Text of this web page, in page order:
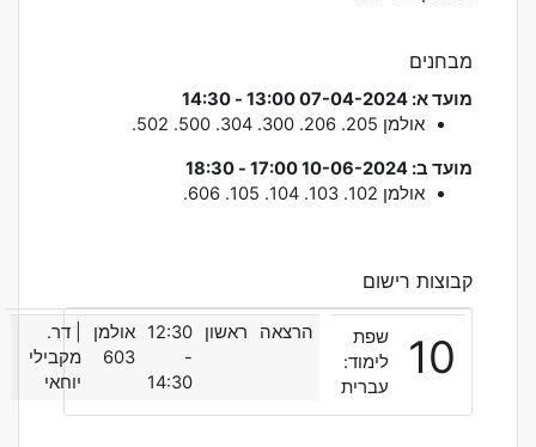
מבחנים
מועד א: 07-04-2024 13:00 - 14:30
אולמן
מועד ב: 10-06-2024 17:00 - 18:30
אולמן
קבוצות רישום
10
שפת
לימוד:
עברית
הרצאה ראשון
12:30
-
14:30
אולמן
603
| דר.
מקבילי
יוחאי